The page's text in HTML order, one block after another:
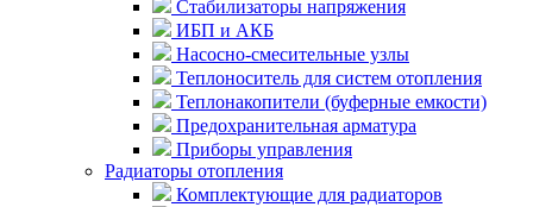
Стабилизаторы напряжения
ИБП и АКБ
Насосно-смесительные узлы
Теплоноситель для систем отопления
Теплонакопители (буферные емкости)
Предохранительная арматура
Приборы управления
Радиаторы отопления
Комплектующие для радиаторов